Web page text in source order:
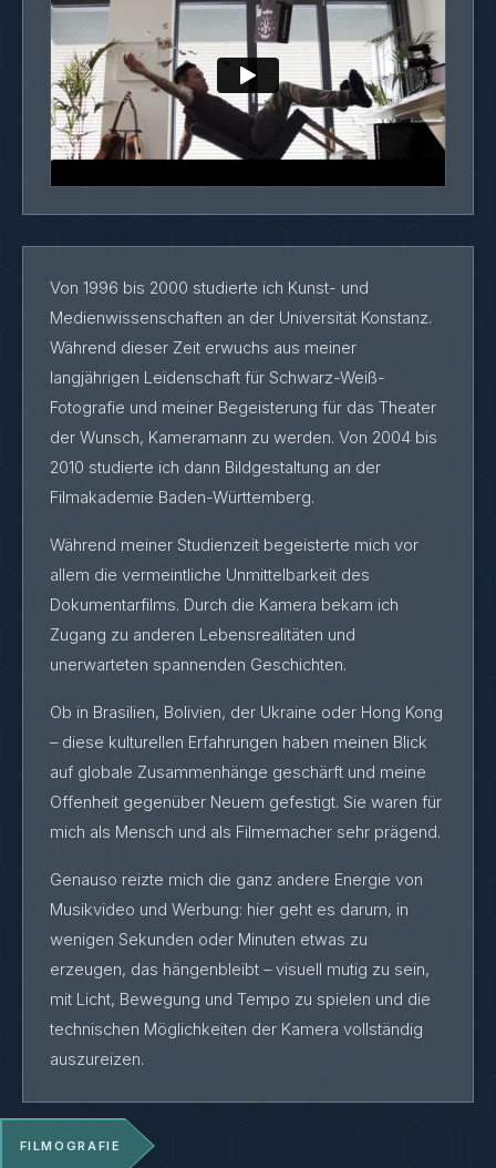
Von 1996 bis 2000 studierte ich Kunst- und
Medienwissenschaften an der Universität Konstanz.
Während dieser Zeit erwuchs aus meiner
langjährigen Leidenschaft für Schwarz-Weiß-
Fotografie und meiner Begeisterung für das Theater
der Wunsch, Kameramann zu werden. Von 2004 bis
2010 studierte ich dann Bildgestaltung an der
Filmakademie Baden-Württemberg.
Während meiner Studienzeit begeisterte mich vor
allem die vermeintliche Unmittelbarkeit des
Dokumentarfilms. Durch die Kamera bekam ich
Zugang zu anderen Lebensrealitäten und
unerwarteten spannenden Geschichten.
Ob in Brasilien, Bolivien, der Ukraine oder Hong Kong
– diese kulturellen Erfahrungen haben meinen Blick
auf globale Zusammenhänge geschärft und meine
Offenheit gegenüber Neuem gefestigt. Sie waren für
mich als Mensch und als Filmemacher sehr prägend.
Genauso reizte mich die ganz andere Energie von
Musikvideo und Werbung: hier geht es darum, in
wenigen Sekunden oder Minuten etwas zu
erzeugen, das hängenbleibt – visuell mutig zu sein,
mit Licht, Bewegung und Tempo zu spielen und die
technischen Möglichkeiten der Kamera vollständig
auszureizen.
FILMOGRAFIE